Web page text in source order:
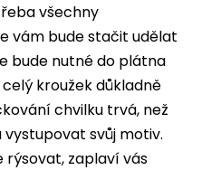
všechny
vám bude stačit udělat
bude nutné do plátna
kroužek důkladně
chvilku trvá, než
svůj motiv.
rýsovat, zaplaví vás